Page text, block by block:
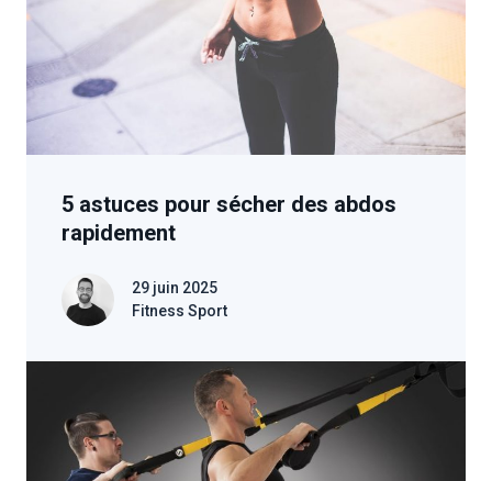
5 astuces pour sécher des abdos
rapidement
29 juin 2025
Fitness Sport